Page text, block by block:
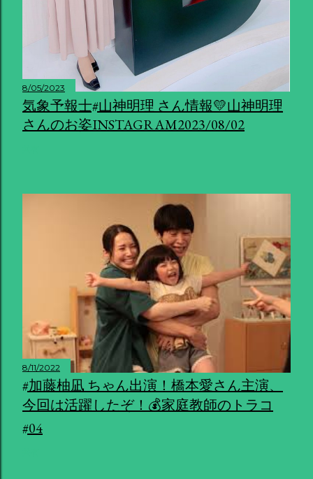
8/05/2023
気象予報士#山神明理 さん情報💛山神明理
さんのお姿INSTAGRAM2023/08/02
8/11/2022
#加藤柚凪 ちゃん出演！橋本愛さん主演、
今回は活躍したぞ！💰家庭教師のトラコ
#04